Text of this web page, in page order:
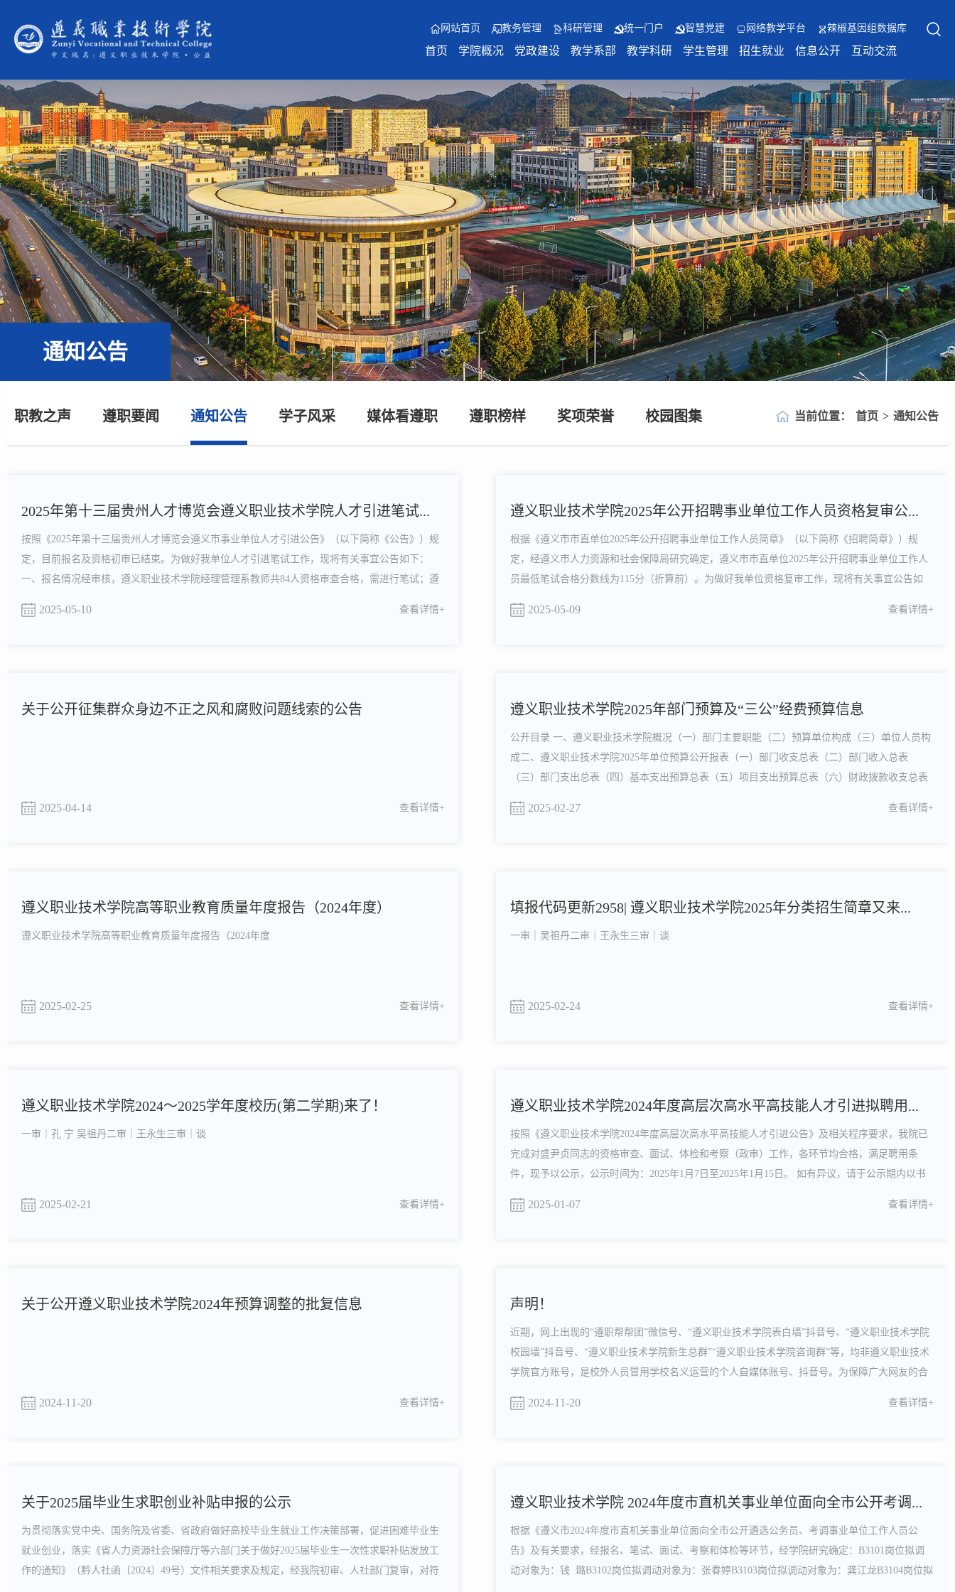
网站首页 教务管理 科研管理 统一门户 智慧党建 网络教学平台 辣椒基因组数据库
首页 学院概况 党政建设 教学系部 教学科研 学生管理 招生就业 信息公开 互动交流
通知公告
职教之声 遵职要闻 通知公告 学子风采 媒体看遵职 遵职榜样 奖项荣誉 校园图集 当前位置： 首页 > 通知公告
2025年第十三届贵州人才博览会遵义职业技术学院人才引进笔试...
按照《2025年第十三届贵州人才博览会遵义市事业单位人才引进公告》（以下简称《公告》）规
定，目前报名及资格初审已结束。为做好我单位人才引进笔试工作，现将有关事宜公告如下：
一、报名情况经审核，遵义职业技术学院经理管理系教师共84人资格审查合格，需进行笔试；遵
筑与艺术设计系教师共6人资格审查合格，需进行笔试；遵义职业技术....
2025-05-10 查看详情+
遵义职业技术学院2025年公开招聘事业单位工作人员资格复审公...
根据《遵义市市直单位2025年公开招聘事业单位工作人员简章》（以下简称《招聘简章》）规
定，经遵义市人力资源和社会保障局研究确定，遵义市市直单位2025年公开招聘事业单位工作人
员最低笔试合格分数线为115分（折算前）。为做好我单位资格复审工作，现将有关事宜公告如
式进行。二、资格复审时间和地点复审时间：2025年5月14日至5月15日 ....
2025-05-09 查看详情+
关于公开征集群众身边不正之风和腐败问题线索的公告
2025-04-14 查看详情+
遵义职业技术学院2025年部门预算及“三公”经费预算信息
公开目录 一、遵义职业技术学院概况（一）部门主要职能（二）预算单位构成（三）单位人员构
成二、遵义职业技术学院2025年单位预算公开报表（一）部门收支总表（二）部门收入总表
（三）部门支出总表（四）基本支出预算总表（五）项目支出预算总表（六）财政拨款收支总表
济科目）（九）一般公共预算项目支出明细表（十）政府性基金预算支出...
2025-02-27 查看详情+
遵义职业技术学院高等职业教育质量年度报告（2024年度）
遵义职业技术学院高等职业教育质量年度报告（2024年度
2025-02-25 查看详情+
填报代码更新2958| 遵义职业技术学院2025年分类招生简章又来...
一审｜吴祖丹二审｜王永生三审｜谈
2025-02-24 查看详情+
遵义职业技术学院2024～2025学年度校历(第二学期)来了！
一审｜孔 宁 吴祖丹二审｜王永生三审｜谈
2025-02-21 查看详情+
遵义职业技术学院2024年度高层次高水平高技能人才引进拟聘用...
按照《遵义职业技术学院2024年度高层次高水平高技能人才引进公告》及相关程序要求，我院已
完成对盛尹贞同志的资格审查、面试、体检和考察（政审）工作，各环节均合格，满足聘用条
件，现予以公示，公示时间为：2025年1月7日至2025年1月15日。 如有异议，请于公示期内以书
28912134（遵义职业技术学院组织人事处）0851-28912132（遵义职业技....
2025-01-07 查看详情+
关于公开遵义职业技术学院2024年预算调整的批复信息
2024-11-20 查看详情+
声明！
近期，网上出现的“遵职帮帮团”微信号、“遵义职业技术学院表白墙”抖音号、“遵义职业技术学院
校园墙”抖音号、“遵义职业技术学院新生总群”“遵义职业技术学院咨询群”等，均非遵义职业技术
学院官方账号，是校外人员冒用学校名义运营的个人自媒体账号、抖音号。为保障广大网友的合
校官方微信公众号为：遵义职业技术学院官微、彩...
2024-11-20 查看详情+
关于2025届毕业生求职创业补贴申报的公示
为贯彻落实党中央、国务院及省委、省政府做好高校毕业生就业工作决策部署，促进困难毕业生
就业创业，落实《省人力资源社会保障厅等六部门关于做好2025届毕业生一次性求职补贴发放工
作的通知》（黔人社函〔2024〕49号）文件相关要求及规定，经我院初审、人社部门复审，对符
遵义职业技术学院 2024年度市直机关事业单位面向全市公开考调...
根据《遵义市2024年度市直机关事业单位面向全市公开遴选公务员、考调事业单位工作人员公
告》及有关要求，经报名、笔试、面试、考察和体检等环节，经学院研究确定：B3101岗位拟调
动对象为：钱 璐B3102岗位拟调动对象为：张春婷B3103岗位拟调动对象为：龚江龙B3104岗位拟